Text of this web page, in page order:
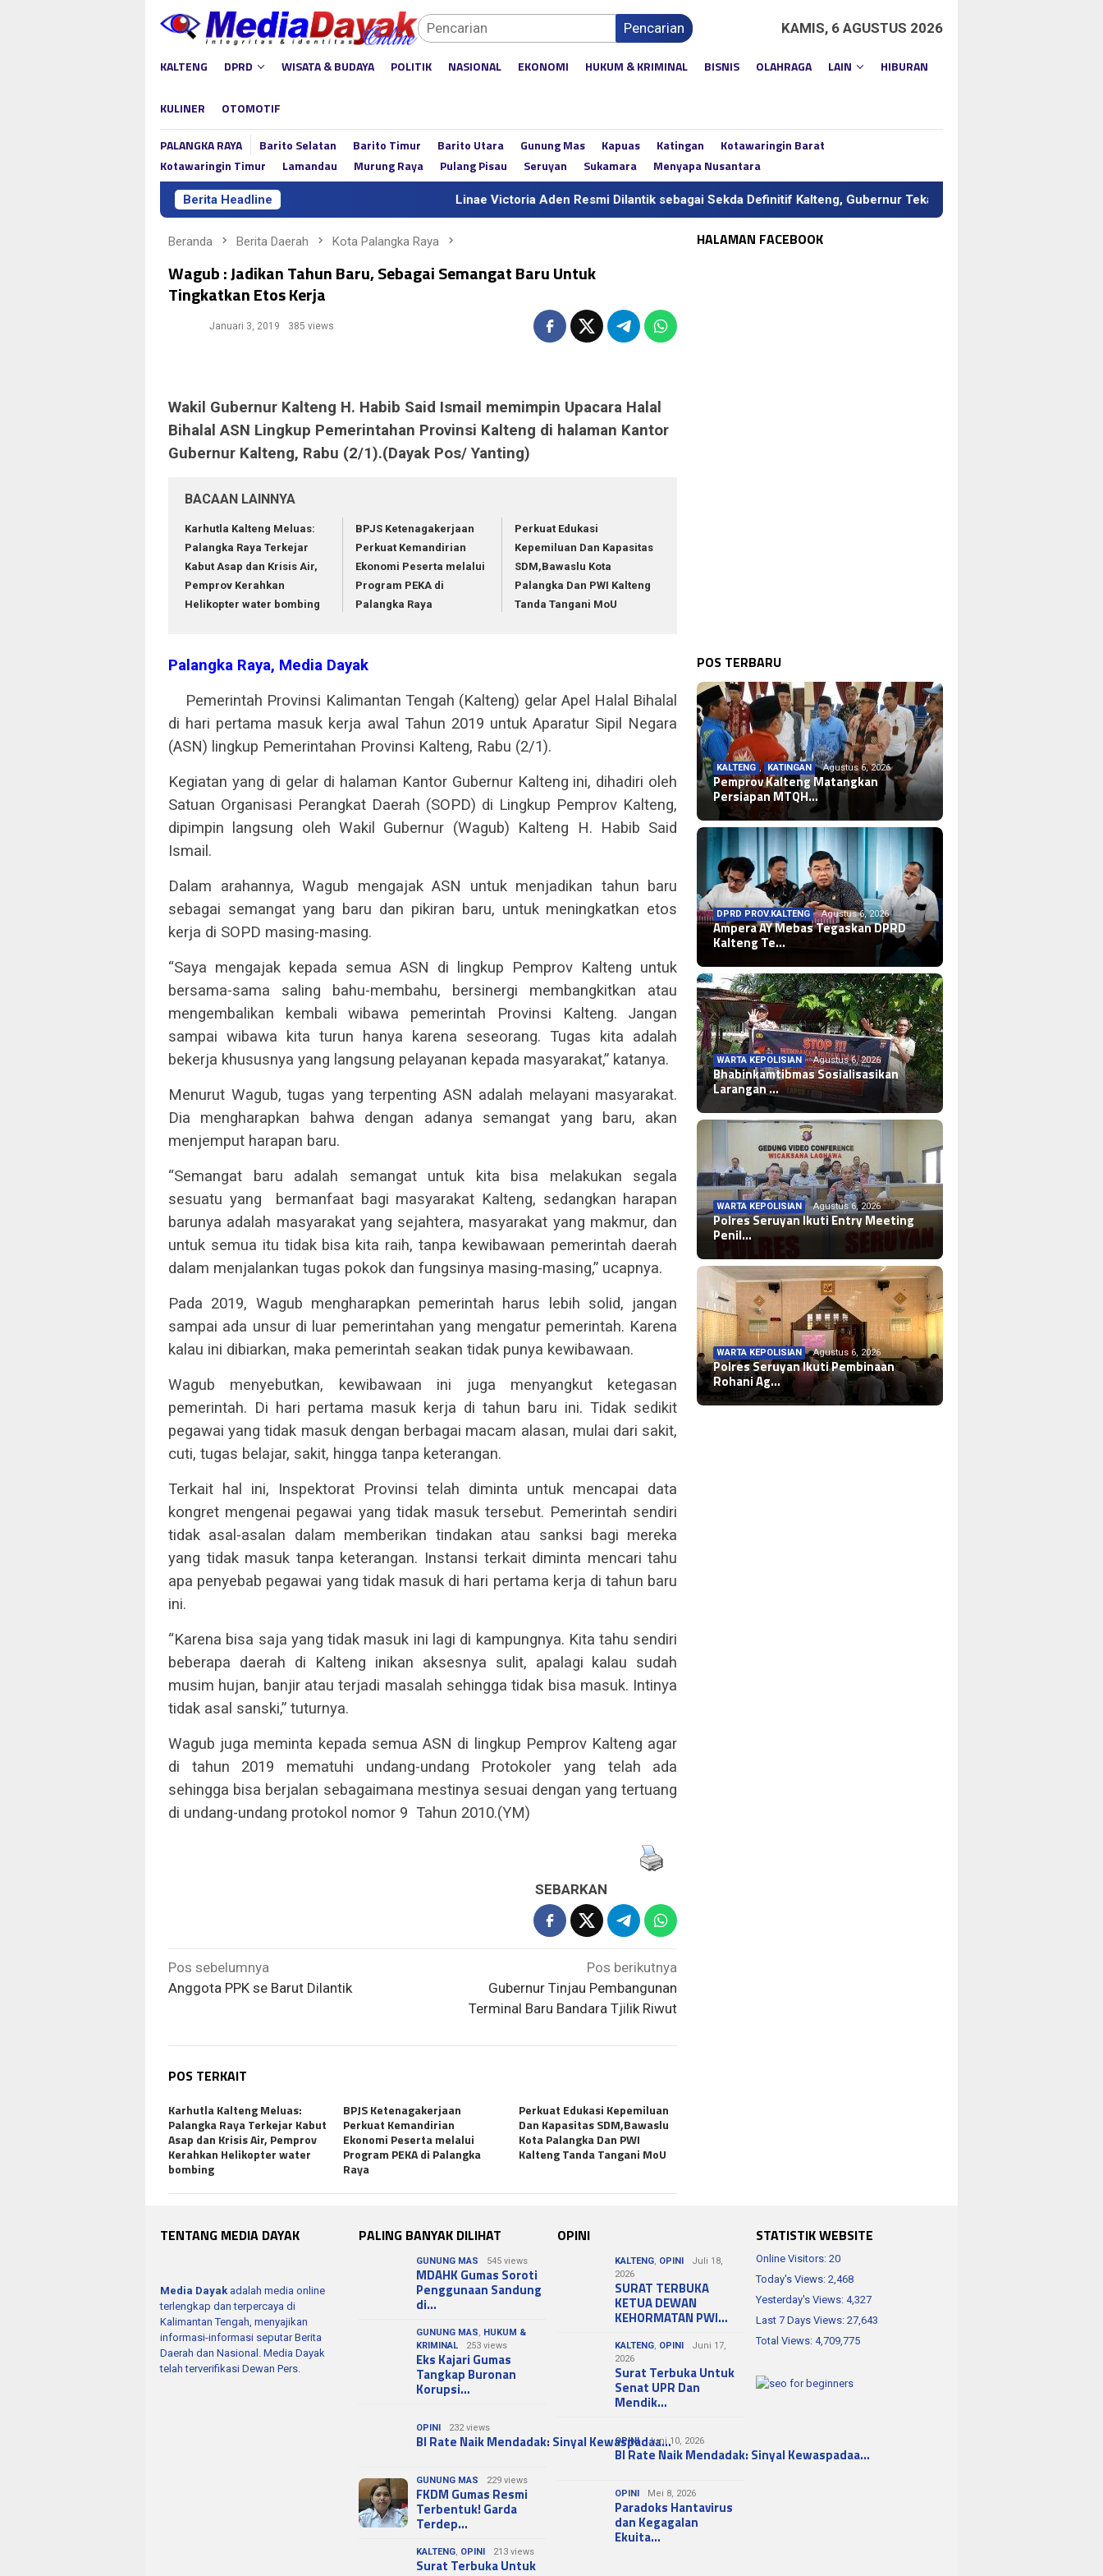
Loncat
Pencarian KAMIS, 6 AGUSTUS 2026
KALTENG DPRD WISATA & BUDAYA POLITIK NASIONAL EKONOMI HUKUM & KRIMINAL BISNIS OLAHRAGA LAIN HIBURAN
KULINER OTOMOTIF
PALANGKA RAYA Barito Selatan Barito Timur Barito Utara Gunung Mas Kapuas Katingan
Kotawaringin Barat
Kotawaringin Timur
Lamandau Murung Raya Pulang Pisau Seruyan Sukamara Menyapa Nusantara
Berita Headline Linae Victoria Aden Resmi Dilantik sebagai Sekda Definitif Kalteng, Gubernur Tekankan Kerja Keras dan Kolaborasi
Beranda Berita Daerah Kota Palangka Raya
Wagub : Jadikan Tahun Baru, Sebagai Semangat Baru Untuk
Tingkatkan Etos Kerja
Januari 3, 2019 385 views
Wakil Gubernur Kalteng H. Habib Said Ismail memimpin Upacara Halal
Bihalal ASN Lingkup Pemerintahan Provinsi Kalteng di halaman Kantor
Gubernur Kalteng, Rabu (2/1).(Dayak Pos/ Yanting)
BACAAN LAINNYA
Karhutla Kalteng Meluas:
Palangka Raya Terkejar
Kabut Asap dan Krisis Air,
Pemprov Kerahkan
Helikopter water bombing
BPJS Ketenagakerjaan
Perkuat Kemandirian
Ekonomi Peserta melalui
Program PEKA di
Palangka Raya
Perkuat Edukasi
Kepemiluan Dan Kapasitas
SDM,Bawaslu Kota
Palangka Dan PWI Kalteng
Tanda Tangani MoU
Palangka Raya, Media Dayak
Pemerintah Provinsi Kalimantan Tengah (Kalteng) gelar Apel Halal Bihalal
di hari pertama masuk kerja awal Tahun 2019 untuk Aparatur Sipil Negara
(ASN) lingkup Pemerintahan Provinsi Kalteng, Rabu (2/1).
Kegiatan yang di gelar di halaman Kantor Gubernur Kalteng ini, dihadiri oleh
Satuan Organisasi Perangkat Daerah (SOPD) di Lingkup Pemprov Kalteng,
dipimpin langsung oleh Wakil Gubernur (Wagub) Kalteng H. Habib Said
Ismail.
Dalam arahannya, Wagub mengajak ASN untuk menjadikan tahun baru
sebagai semangat yang baru dan pikiran baru, untuk meningkatkan etos
kerja di SOPD masing-masing.
“Saya mengajak kepada semua ASN di lingkup Pemprov Kalteng untuk
bersama-sama saling bahu-membahu, bersinergi membangkitkan atau
mengembalikan kembali wibawa pemerintah Provinsi Kalteng. Jangan
sampai wibawa kita turun hanya karena seseorang. Tugas kita adalah
bekerja khususnya yang langsung pelayanan kepada masyarakat,” katanya.
Menurut Wagub, tugas yang terpenting ASN adalah melayani masyarakat.
Dia mengharapkan bahwa dengan adanya semangat yang baru, akan
menjemput harapan baru.
“Semangat baru adalah semangat untuk kita bisa melakukan segala
sesuatu yang bermanfaat bagi masyarakat Kalteng, sedangkan harapan
barunya adalah masyarakat yang sejahtera, masyarakat yang makmur, dan
untuk semua itu tidak bisa kita raih, tanpa kewibawaan pemerintah daerah
dalam menjalankan tugas pokok dan fungsinya masing-masing,” ucapnya.
Pada 2019, Wagub mengharapkan pemerintah harus lebih solid, jangan
sampai ada unsur di luar pemerintahan yang mengatur pemerintah. Karena
kalau ini dibiarkan, maka pemerintah seakan tidak punya kewibawaan.
Wagub menyebutkan, kewibawaan ini juga menyangkut ketegasan
pemerintah. Di hari pertama masuk kerja di tahun baru ini. Tidak sedikit
pegawai yang tidak masuk dengan berbagai macam alasan, mulai dari sakit,
cuti, tugas belajar, sakit, hingga tanpa keterangan.
Terkait hal ini, Inspektorat Provinsi telah diminta untuk mencapai data
kongret mengenai pegawai yang tidak masuk tersebut. Pemerintah sendiri
tidak asal-asalan dalam memberikan tindakan atau sanksi bagi mereka
yang tidak masuk tanpa keterangan. Instansi terkait diminta mencari tahu
apa penyebab pegawai yang tidak masuk di hari pertama kerja di tahun baru
ini.
“Karena bisa saja yang tidak masuk ini lagi di kampungnya. Kita tahu sendiri
beberapa daerah di Kalteng inikan aksesnya sulit, apalagi kalau sudah
musim hujan, banjir atau terjadi masalah sehingga tidak bisa masuk. Intinya
tidak asal sanski,” tuturnya.
Wagub juga meminta kepada semua ASN di lingkup Pemprov Kalteng agar
di tahun 2019 mematuhi undang-undang Protokoler yang telah ada
sehingga bisa berjalan sebagaimana mestinya sesuai dengan yang tertuang
di undang-undang protokol nomor 9 Tahun 2010.(YM)
SEBARKAN
Navigasi
pos
Pos sebelumnya
Anggota PPK se Barut Dilantik
Pos berikutnya
Gubernur Tinjau Pembangunan
Terminal Baru Bandara Tjilik Riwut
POS TERKAIT
Karhutla Kalteng Meluas:
Palangka Raya Terkejar Kabut
Asap dan Krisis Air, Pemprov
Kerahkan Helikopter water
bombing
BPJS Ketenagakerjaan
Perkuat Kemandirian
Ekonomi Peserta melalui
Program PEKA di Palangka
Raya
Perkuat Edukasi Kepemiluan
Dan Kapasitas SDM,Bawaslu
Kota Palangka Dan PWI
Kalteng Tanda Tangani MoU
HALAMAN FACEBOOK
POS TERBARU
KALTENG , KATINGAN Agustus 6, 2026
Pemprov Kalteng Matangkan
Persiapan MTQH…
DPRD PROV.KALTENG Agustus 6, 2026
Ampera AY Mebas Tegaskan DPRD
Kalteng Te…
WARTA KEPOLISIAN Agustus 6, 2026
Bhabinkamtibmas Sosialisasikan
Larangan …
WARTA KEPOLISIAN Agustus 6, 2026
Polres Seruyan Ikuti Entry Meeting
Penil…
WARTA KEPOLISIAN Agustus 6, 2026
Polres Seruyan Ikuti Pembinaan
Rohani Ag…
TENTANG MEDIA DAYAK
Media Dayak adalah media online
terlengkap dan terpercaya di
Kalimantan Tengah, menyajikan
informasi-informasi seputar Berita
Daerah dan Nasional. Media Dayak
telah terverifikasi Dewan Pers.
PALING BANYAK DILIHAT
GUNUNG MAS 545 views
MDAHK Gumas Soroti
Penggunaan Sandung
di…
GUNUNG MAS
HUKUM &
KRIMINAL
253 views
Eks Kajari Gumas
Tangkap Buronan
Korupsi…
OPINI 232 views
BI Rate Naik Mendadak: Sinyal Kewaspadaa…
GUNUNG MAS 229 views
FKDM Gumas Resmi
Terbentuk! Garda
Terdep…
KALTENG OPINI 213 views
Surat Terbuka Untuk
OPINI
KALTENG OPINI
Juli 18,
2026
SURAT TERBUKA
KETUA DEWAN
KEHORMATAN PWI…
KALTENG OPINI
Juni 17,
2026
Surat Terbuka Untuk
Senat UPR Dan
Mendik…
OPINI Juni 10, 2026
BI Rate Naik Mendadak: Sinyal Kewaspadaa…
OPINI Mei 8, 2026
Paradoks Hantavirus
dan Kegagalan
Ekuita…
STATISTIK WEBSITE
Online Visitors: 20
Today's Views: 2,468
Yesterday's Views: 4,327
Last 7 Days Views: 27,643
Total Views: 4,709,775